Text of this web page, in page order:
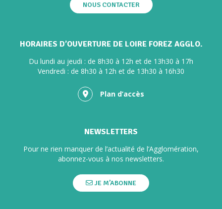
NOUS CONTACTER
HORAIRES D’OUVERTURE DE LOIRE FOREZ AGGLO.
Du lundi au jeudi : de 8h30 à 12h et de 13h30 à 17h
Vendredi : de 8h30 à 12h et de 13h30 à 16h30
Plan d’accès
NEWSLETTERS
Pour ne rien manquer de l’actualité de l’Agglomération,
abonnez-vous à nos newsletters.
JE M’ABONNE